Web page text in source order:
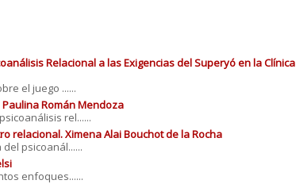
Relacional a las Exigencias del Superyó en la Clínica
el juego ......
Román Mendoza
rel......
relacional. Ximena Alai Bouchot de la Rocha
psicoanál......
enfoques......